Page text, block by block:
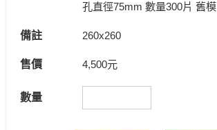
孔直徑75mm 數量300片 舊模
備註 260x260
售價 4,500元
數量